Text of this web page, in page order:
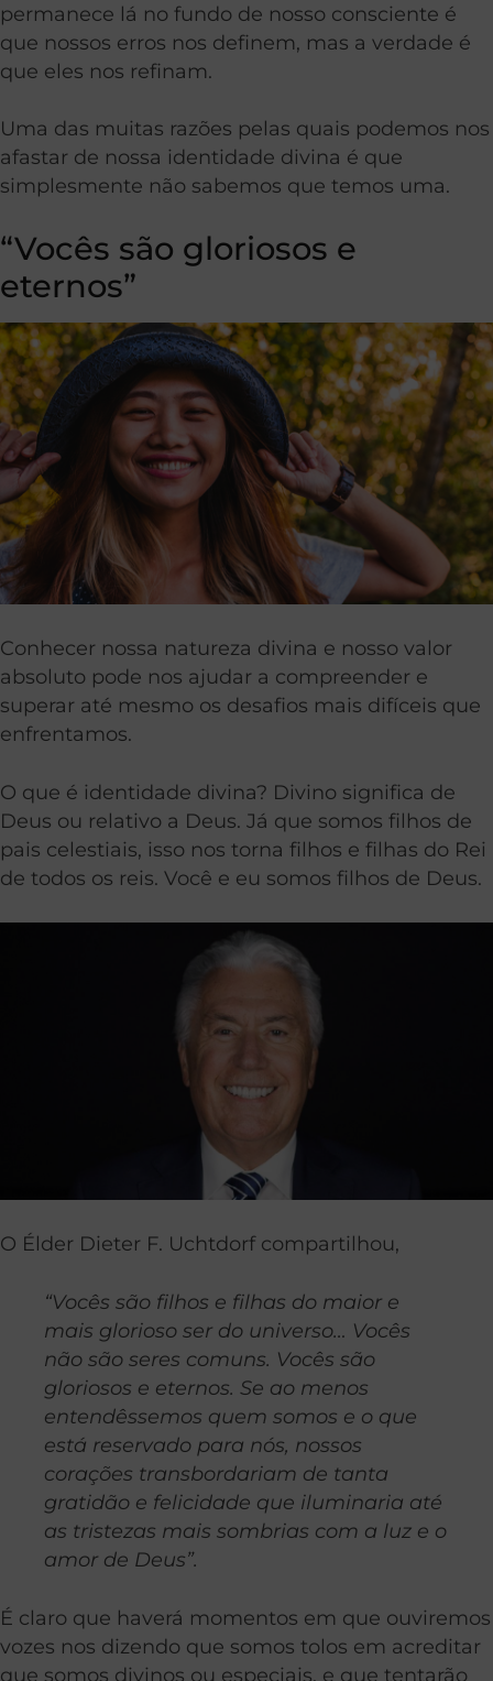
permanece lá no fundo de nosso consciente é
que nossos erros nos definem, mas a verdade é
que eles nos refinam.
Uma das muitas razões pelas quais podemos nos
afastar de nossa identidade divina é que
simplesmente não sabemos que temos uma.
“Vocês são gloriosos e
eternos”
Conhecer nossa natureza divina e nosso valor
absoluto pode nos ajudar a compreender e
superar até mesmo os desafios mais difíceis ​​que
enfrentamos.
O que é identidade divina? Divino significa de
Deus ou relativo a Deus. Já que somos filhos de
pais celestiais, isso nos torna filhos e filhas do Rei
de todos os reis. Você e eu somos filhos de Deus.
O Élder Dieter F. Uchtdorf compartilhou,
“Vocês são filhos e filhas do maior e
mais glorioso ser do universo… Vocês
não são seres comuns. Vocês são
gloriosos e eternos. Se ao menos
entendêssemos quem somos e o que
está reservado para nós, nossos
corações transbordariam de tanta
gratidão e felicidade que iluminaria até
as tristezas mais sombrias com a luz e o
amor de Deus”.
É claro que haverá momentos em que ouviremos
vozes nos dizendo que somos tolos em acreditar
que somos divinos ou especiais, e que tentarão